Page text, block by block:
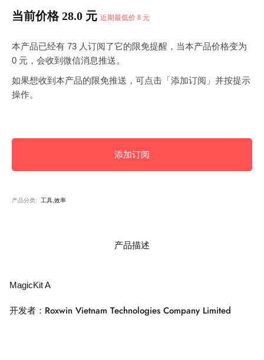
当前价格 28.0 元 近期最低价 8 元
本产品已经有 73 人订阅了它的限免提醒，当本产品价格变为
0 元，会收到微信消息推送。
如果想收到本产品的限免推送，可点击「添加订阅」并按提示
操作。
添加订阅
产品分类: 工具,效率
产品描述
MagicKit A
开发者：Roxwin Vietnam Technologies Company Limited